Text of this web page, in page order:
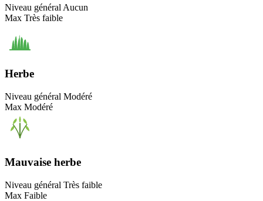
Niveau général Aucun
Max Très faible
Herbe
Niveau général Modéré
Max Modéré
Mauvaise herbe
Niveau général Très faible
Max Faible